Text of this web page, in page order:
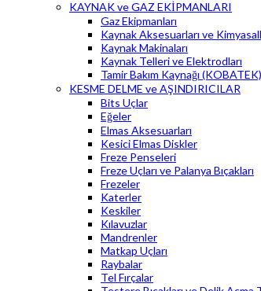
KAYNAK ve GAZ EKİPMANLARI
Gaz Ekipmanları
Kaynak Aksesuarları ve
Kaynak Makinaları
Kaynak Telleri ve Elektrodları
Tamir Bakım Kaynağı (KOBATEK)
KESME DELME ve AŞINDIRICILAR
Bits Uçlar
Eğeler
Elmas Aksesuarları
Kesici Elmas Diskler
Freze Penseleri
Freze Uçları ve Palanya Bıçakları
Frezeler
Katerler
Keskiler
Kılavuzlar
Mandrenler
Matkap Uçları
Raybalar
Tel Fırçalar